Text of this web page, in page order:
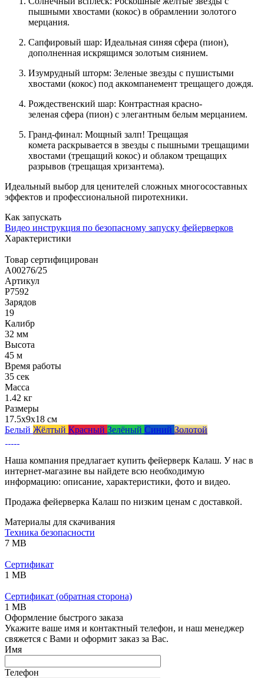
пышными хвостами (кокос) в обрамлении золотого
мерцания.
Сапфировый шар: Идеальная синяя сфера (пион),
дополненная искрящимся золотым сиянием.
Изумрудный шторм: Зеленые звезды с пушистыми
хвостами (кокос) под аккомпанемент трещащего дождя.
Рождественский шар: Контрастная красно-
зеленая сфера (пион) с элегантным белым мерцанием.
Гранд-финал: Мощный залп! Трещащая
комета раскрывается в звезды с пышными трещащими
хвостами (трещащий кокос) и облаком трещащих
разрывов (трещащая хризантема).
Идеальный выбор для ценителей сложных многосоставных
эффектов и профессиональной пиротехники.
Как запускать
Видео инструкция по безопасному запуску фейерверков
Характеристики
Товар сертифицирован
A00276/25
Артикул
Р7592
Зарядов
19
Калибр
32 мм
Высота
45 м
Время работы
35 сек
Масса
1.42 кг
Размеры
17.5x9x18 см
Белый Жёлтый Красный Зелёный Синий Золотой
Наша компания предлагает купить фейерверк Калаш. У нас в
интернет-магазине вы найдете всю необходимую
информацию: описание, характеристики, фото и видео.
Продажа фейерверка Калаш по низким ценам с доставкой.
Материалы для скачивания
Техника безопасности
7 MB
Сертификат
1 MB
Сертификат (обратная сторона)
1 MB
Оформление быстрого заказа
Укажите ваше имя и контактный телефон, и наш менеджер
свяжется с Вами и оформит заказ за Вас.
Имя
Телефон